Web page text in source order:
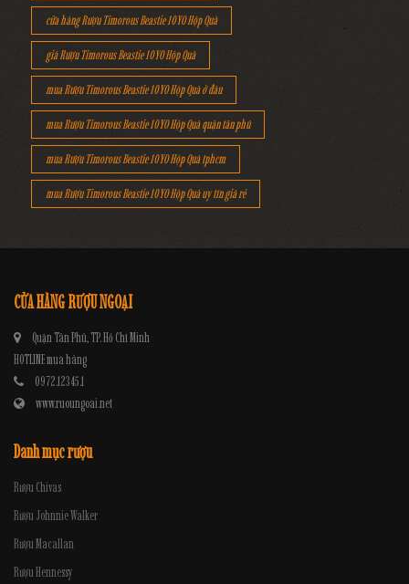
cửa hàng Rượu Timorous Beastie 10YO Hộp Quà
giá Rượu Timorous Beastie 10YO Hộp Quà
mua Rượu Timorous Beastie 10YO Hộp Quà ở đâu
mua Rượu Timorous Beastie 10YO Hộp Quà quận tân phú
mua Rượu Timorous Beastie 10YO Hộp Quà tphcm
mua Rượu Timorous Beastie 10YO Hộp Quà uy tín giá rẻ
CỬA HÀNG RƯỢU NGOẠI
Quận Tân Phú, TP. Hồ Chí Minh
HOTLINE mua hàng
0972.12345.1
www.ruoungoai.net
Danh mục rượu
Rượu Chivas
Rượu Johnnie Walker
Rượu Macallan
Rượu Hennessy